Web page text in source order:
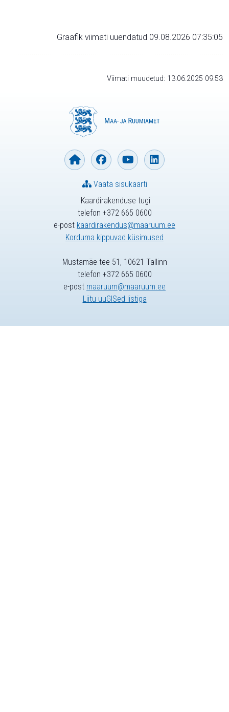
Graafik viimati uuendatud 09.08.2026 07:35:05
Viimati muudetud: 13.06.2025 09:53
Kaardirakenduse tugi
telefon +372 665 0600
e-post kaardirakendus@maaruum.ee
Korduma kippuvad küsimused
Vaata sisukaarti
Mustamäe tee 51, 10621 Tallinn
telefon +372 665 0600
e-post maaruum@maaruum.ee
Liitu uuGISed listiga